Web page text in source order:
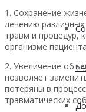
1. Сохранение
лечению
травм и процедур,
организме
2. Увеличение
позволяет
потеряны в
травматических